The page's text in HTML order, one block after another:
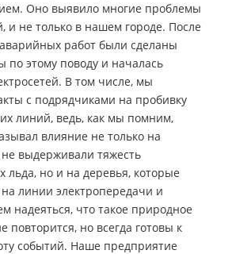
Оно выявило многие проблемы
и не только в нашем городе. После
работ были сделаны
по этому поводу и началась
В том числе, мы
с подрядчиками на пробивку
линий, ведь, как мы помним,
влияние не только на
выдерживали тяжесть
льда, но и на деревья, которые
линии электропередачи и
надеяться, что такое природное
повторится, но всегда готовы к
событий. Наше предприятие